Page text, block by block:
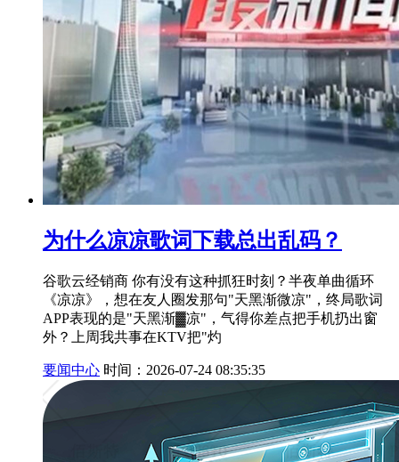
为什么凉凉歌词下载总出乱码？
谷歌云经销商 你有没有这种抓狂时刻？半夜单曲循环
《凉凉》，想在友人圈发那句"天黑渐微凉"，终局歌词
APP表现的是"天黑渐▓凉"，气得你差点把手机扔出窗
外？上周我共事在KTV把"灼
要闻中心 时间：2026-07-24 08:35:35